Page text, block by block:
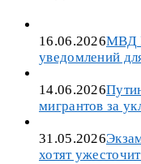
16.06.2026МВД
уведомлений
14.06.2026
мигрантов за
31.05.2026
хотят